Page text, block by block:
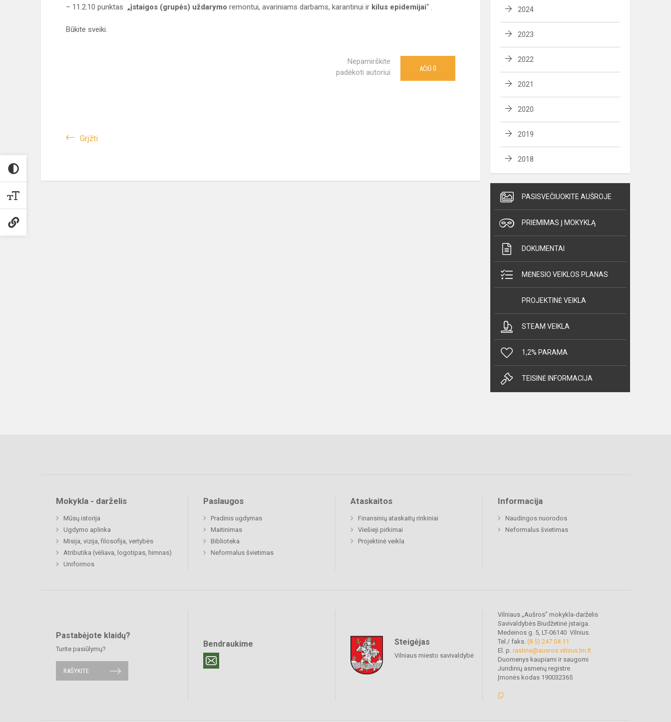
– 11.2.10 punktas „įstaigos (grupės) uždarymo remontui, avariniams darbams, karantinui ir kilus epidemijai“ .
Būkite sveiki.
Nepamirškite
padėkoti autoriui
AČIŪ 0
Grįžti
2024
2023
2022
2021
2020
2019
2018
PASISVEČIUOKITE AUŠROJE
PRIĖMIMAS Į MOKYKLĄ
DOKUMENTAI
MĖNESIO VEIKLOS PLANAS
PROJEKTINĖ VEIKLA
STEAM VEIKLA
1,2% PARAMA
TEISINĖ INFORMACIJA
Mokykla - darželis
Mūsų istorija
Ugdymo aplinka
Misija, vizija, filosofija, vertybės
Atributika (vėliava, logotipas, himnas)
Uniformos
Paslaugos
Pradinis ugdymas
Maitinimas
Biblioteka
Neformalus švietimas
Ataskaitos
Finansinių ataskaitų rinkiniai
Viešieji pirkimai
Projektinė veikla
Informacija
Naudingos nuorodos
Neformalus švietimas
Pastabėjote klaidų?
Turite pasiūlymų?
RAŠYKITE
Bendraukime Steigėjas
Vilniaus miesto savivaldybė
Vilniaus „Aušros” mokykla-darželis
Savivaldybės Biudžetinė įstaiga.
Medeinos g. 5, LT-06140 Vilnius.
Tel./ faks. (8 5) 247 04 11
El. p. rastine@ausros.vilnius.lm.lt
Duomenys kaupiami ir saugomi
Juridinių asmenų registre
Įmonės kodas 190032365